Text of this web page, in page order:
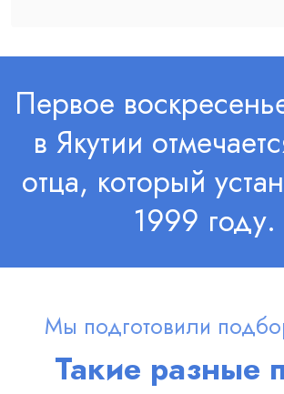
Первое
в Якутии
отца, который
1999 году.
Мы подготовили
Такие разные